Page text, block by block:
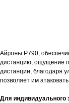
Айроны P790,
дистанцию, ощущение
дистанции, благодаря
позволяет им
Для индивидуального